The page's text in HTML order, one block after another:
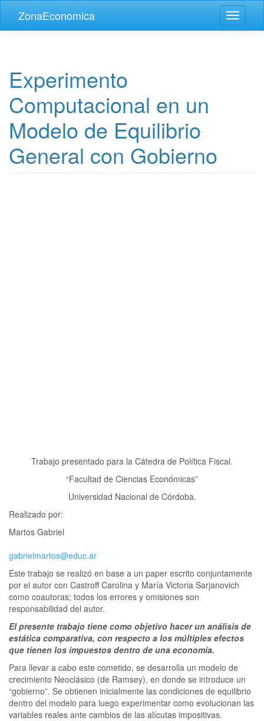
ZonaEconomica
Toggle
Experimento
Computacional en un
Modelo de Equilibrio
General con Gobierno
Trabajo presentado para la Cátedra de Política Fiscal.
“Facultad de Ciencias Económicas”
Universidad Nacional de Córdoba.
Realizado por:
Martos Gabriel
gabrielmartos@educ.ar
Este trabajo se realizó en base a un paper escrito conjuntamente
por el autor con Castroff Carolina y María Victoria Sarjanovich
como coautoras; todos los errores y omisiones son
responsabilidad del autor.
El presente trabajo tiene como objetivo hacer un análisis de
estática comparativa, con respecto a los múltiples efectos
que tienen los impuestos dentro de una economía.
Para llevar a cabo este cometido, se desarrolla un modelo de
crecimiento Neoclásico (de Ramsey), en donde se introduce un
“gobierno”. Se obtienen inicialmente las condiciones de equilibrio
dentro del modelo para luego experimentar como evolucionan las
variables reales ante cambios de las alícutas impositivas.